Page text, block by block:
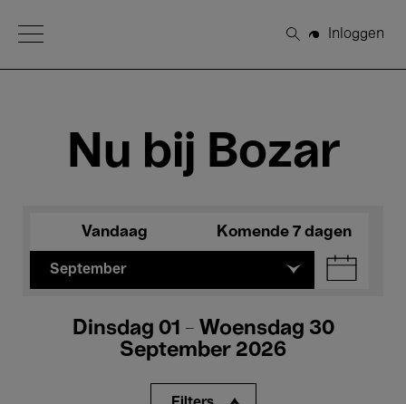
Open Menu
Zoeken
Inloggen
Nu bij Bozar
Vandaag Komende 7 dagen
September
Dinsdag 01 - Woensdag 30
September 2026